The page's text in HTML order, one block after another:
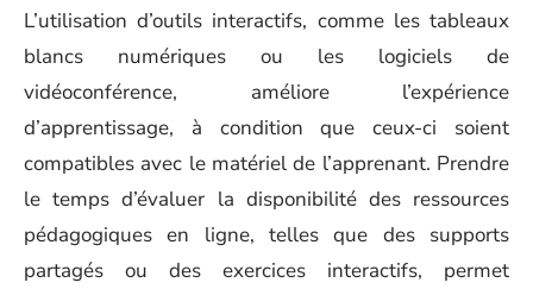
L’utilisation d’outils interactifs, comme les tableaux
blancs numériques ou les logiciels de
vidéoconférence, améliore l’expérience
d’apprentissage, à condition que ceux-ci soient
compatibles avec le matériel de l’apprenant. Prendre
le temps d’évaluer la disponibilité des ressources
pédagogiques en ligne, telles que des supports
partagés ou des exercices interactifs, permet